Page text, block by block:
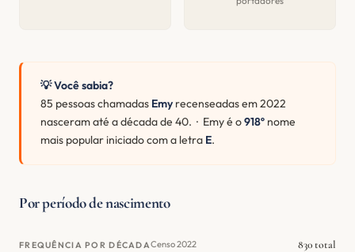
💡 Você sabia?
85 pessoas chamadas Emy recenseadas em 2022
nasceram até a década de 40. · Emy é o918º nome
mais popular iniciado com a letra E.
Por período de nascimento
FREQUÊNCIA POR DÉCADACenso 2022 830 total